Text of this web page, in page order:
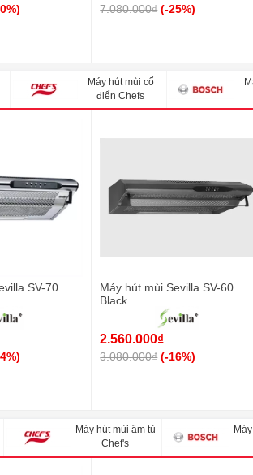
7.080.000₫ (-25%)
Máy hút mùi cổ
điển Chefs
SV-70
Máy hút mùi Sevilla SV-60
Black
2.560.000₫
3.080.000₫ (-16%)
Máy hút mùi âm tủ
Chef's